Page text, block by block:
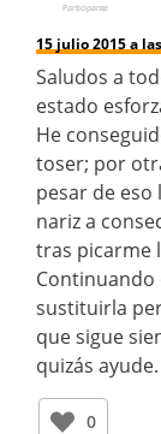
Participante
15 julio 2015 a
Saludos a
estado
He
toser; por
pesar de eso
nariz a
tras picarme
Continuando
sustituirla
que sigue
quizás ayude.
0